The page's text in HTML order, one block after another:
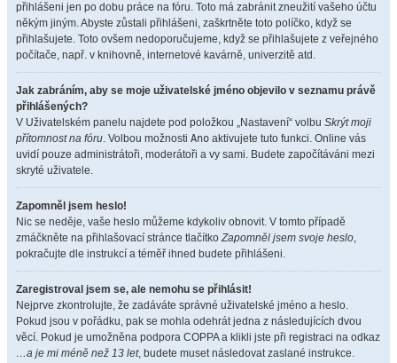
přihlášeni jen po dobu práce na fóru. Toto má zabránit zneužití vašeho účtu
někým jiným. Abyste zůstali přihlášeni, zaškrtněte toto políčko, když se
přihlašujete. Toto ovšem nedoporučujeme, když se přihlašujete z veřejného
počítače, např. v knihovně, internetové kavárně, univerzitě atd.
Jak zabráním, aby se moje uživatelské jméno objevilo v seznamu právě
přihlášených?
V Uživatelském panelu najdete pod položkou „Nastavení“ volbu Skrýt moji
přítomnost na fóru. Volbou možnosti Ano aktivujete tuto funkci. Online vás
uvidí pouze administrátoři, moderátoři a vy sami. Budete započítáváni mezi
skryté uživatele.
Zapomněl jsem heslo!
Nic se neděje, vaše heslo můžeme kdykoliv obnovit. V tomto případě
zmáčkněte na přihlašovací stránce tlačítkoZapomněl jsem svoje heslo,
pokračujte dle instrukcí a téměř ihned budete přihlášeni.
Zaregistroval jsem se, ale nemohu se přihlásit!
Nejprve zkontrolujte, že zadáváte správné uživatelské jméno a heslo.
Pokud jsou v pořádku, pak se mohla odehrát jedna z následujících dvou
věcí. Pokud je umožněna podpora COPPA a klikli jste při registraci na odkaz
…a je mi méně než 13 let, budete muset následovat zaslané instrukce.